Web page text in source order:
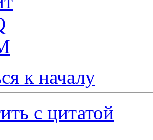
к началу
с цитатой